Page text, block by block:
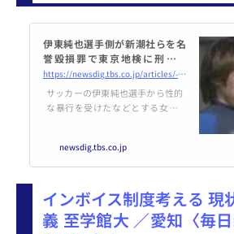
伊東純也選手側が新潮社らを名
誉毀損罪で東京地検に刑事告
訴 「記事の内容は虚偽で名誉
を傷つけられた」と主張 | TBS
NEWS DIG
https://newsdig.tbs.co.jp/articles/-/1332518
サッカーの伊東純也選手から性的
な暴行を受けたなどとする女性2
記事を書いた「週刊新潮」の責任
者らを刑事告訴したことが分かり
newsdig.tbs.co.jp
インボイス制度考える 現
義 至学館大 ／愛知〈毎